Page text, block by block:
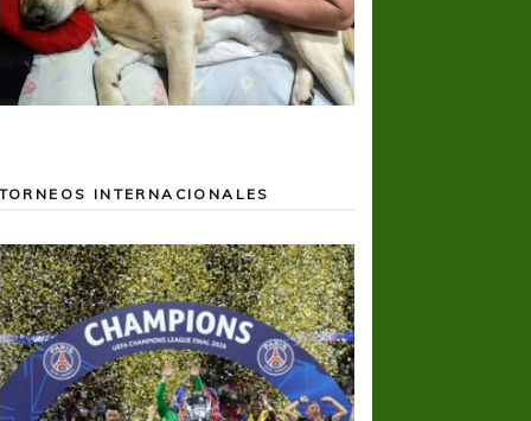
TORNEOS INTERNACIONALES